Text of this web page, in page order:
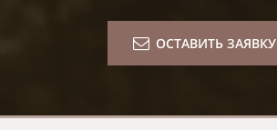
ОСТАВИТЬ ЗАЯВКУ